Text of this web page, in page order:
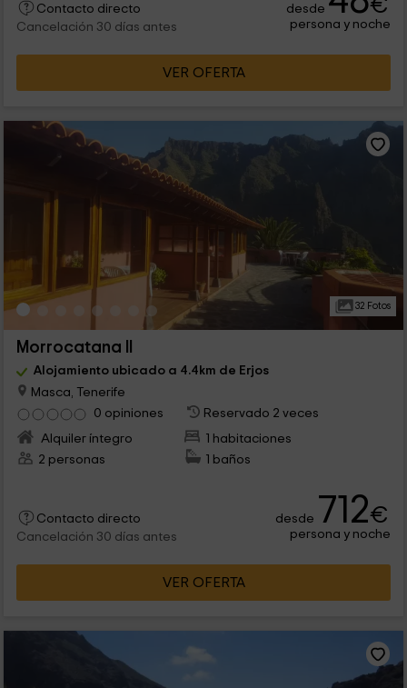
Contacto directo
Cancelación 30 días antes
desde €
persona y noche
VER OFERTA
32 Fotos
Morrocatana II
Alojamiento ubicado a 4.4km de Erjos
Masca, Tenerife
0 opiniones
Reservado 2 veces
Alquiler íntegro
1 habitaciones
2 personas
1 baños
Contacto directo
Cancelación 30 días antes
desde 712€
persona y noche
VER OFERTA